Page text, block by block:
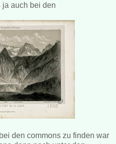
ja auch bei den
den commons zu finden war